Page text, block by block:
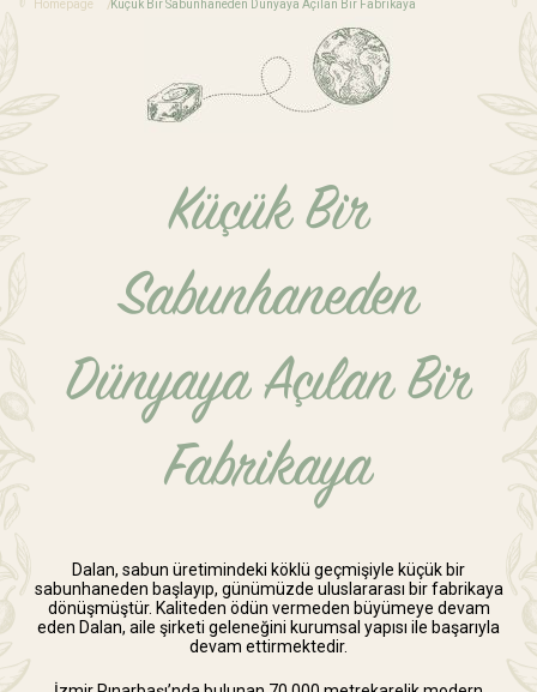
Homepage Küçük Bir Sabunhaneden Dünyaya Açılan Bir Fabrikaya
Küçük Bir
Sabunhaneden
Dünyaya Açılan Bir
Fabrikaya
Dalan, sabun üretimindeki köklü geçmişiyle küçük bir
sabunhaneden başlayıp, günümüzde uluslararası bir fabrikaya
dönüşmüştür. Kaliteden ödün vermeden büyümeye devam
eden Dalan, aile şirketi geleneğini kurumsal yapısı ile başarıyla
devam ettirmektedir.